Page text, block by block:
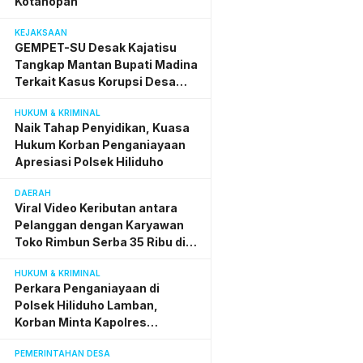
KEJAKSAAN
GEMPET-SU Desak Kajatisu
Tangkap Mantan Bupati Madina
Terkait Kasus Korupsi Desa
HUKUM & KRIMINAL
Naik Tahap Penyidikan, Kuasa
Hukum Korban Penganiayaan
Apresiasi Polsek Hiliduho
DAERAH
Viral Video Keributan antara
Pelanggan dengan Karyawan
Toko Rimbun Serba 35 Ribu di
Secara Kekeluargaan
HUKUM & KRIMINAL
Perkara Penganiayaan di
Polsek Hiliduho Lamban,
Korban Minta Kapolres
Ditahan
PEMERINTAHAN DESA